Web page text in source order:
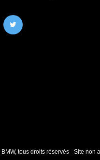
tous droits réservés - Site non